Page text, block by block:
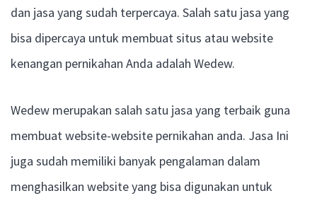
dan jasa yang sudah terpercaya. Salah satu jasa yang
bisa dipercaya untuk membuat situs atau website
kenangan pernikahan Anda adalah Wedew.
Wedew merupakan salah satu jasa yang terbaik guna
membuat website-website pernikahan anda. Jasa Ini
juga sudah memiliki banyak pengalaman dalam
menghasilkan website yang bisa digunakan untuk